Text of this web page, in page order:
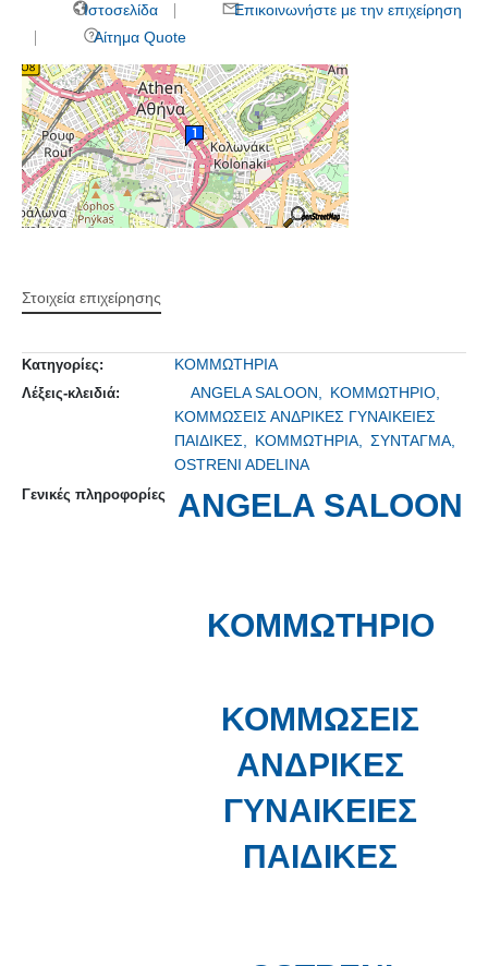
Ιστοσελίδα
Επικοινωνήστε με την επιχείρηση
Αίτημα Quote
Στοιχεία επιχείρησης
Κατηγορίες: ΚΟΜΜΩΤΗΡΙΑ
Λέξεις-κλειδιά: ANGELA SALOON,
ΚΟΜΜΩΤΗΡΙΟ,
ΚΟΜΜΩΣΕΙΣ ΑΝΔΡΙΚΕΣ ΓΥΝΑΙΚΕΙΕΣ
ΠΑΙΔΙΚΕΣ,
ΚΟΜΜΩΤΗΡΙΑ,
ΣΥΝΤΑΓΜΑ,
OSTRENI ADELINA
Γενικές πληροφορίες ANGELA SALOON
ΚΟΜΜΩΤΗΡΙΟ
ΚΟΜΜΩΣΕΙΣ
ΑΝΔΡΙΚΕΣ
ΓΥΝΑΙΚΕΙΕΣ
ΠΑΙΔΙΚΕΣ